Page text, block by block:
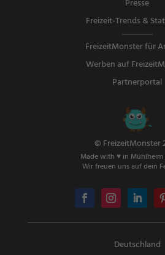
Presse
Freizeit-Trends &
FreizeitMonster für
Werben auf
Partnerportal
© FreizeitMonster
Made with ♥ in Mühlheim
Wir freuen uns auf dein
Deutschland